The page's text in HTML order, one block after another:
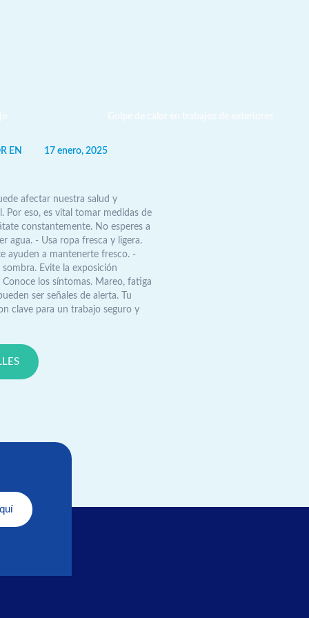
EN
17 enero, 2025
afectar nuestra salud y
Por eso, es vital tomar medidas de
constantemente. No esperes a
agua. - Usa ropa fresca y ligera.
ayuden a mantenerte fresco. -
sombra. Evite la exposición
Conoce los síntomas. Mareo, fatiga
ser señales de alerta. Tu
clave para un trabajo seguro y